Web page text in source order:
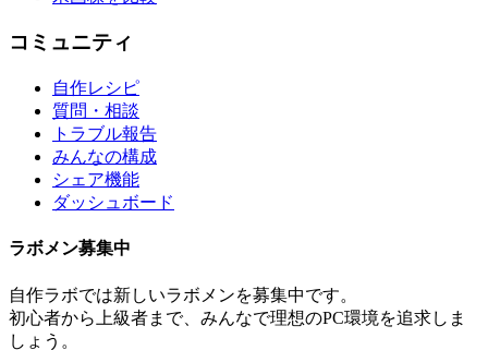
コミュニティ
自作レシピ
質問・相談
トラブル報告
みんなの構成
シェア機能
ダッシュボード
ラボメン募集中
自作ラボでは新しいラボメンを募集中です。
初心者から上級者まで、みんなで理想のPC環境を追求しま
しょう。